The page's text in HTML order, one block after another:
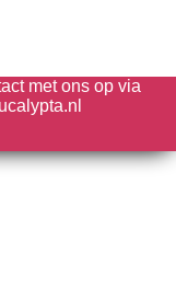
met ons op via